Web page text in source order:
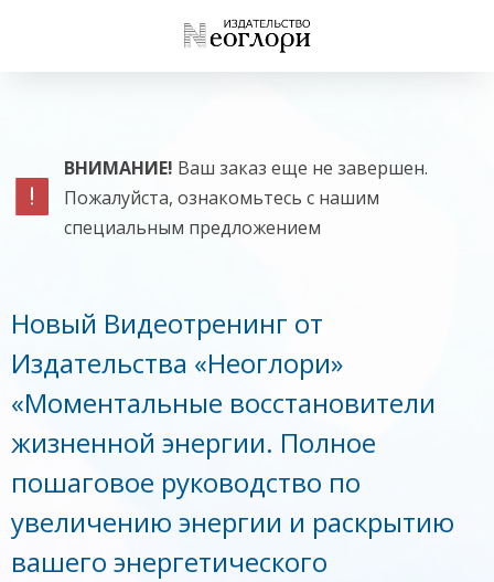
ВНИМАНИЕ! Ваш заказ еще не завершен.
Пожалуйста, ознакомьтесь с нашим
специальным предложением
Новый Видеотренинг от
Издательства «Неоглори»
«Моментальные восстановители
жизненной энергии. Полное
пошаговое руководство по
увеличению энергии и раскрытию
вашего энергетического